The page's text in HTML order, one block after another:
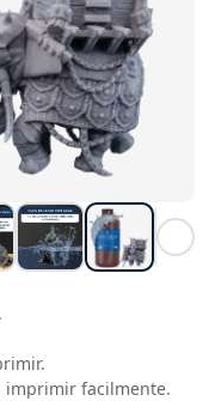
imprimir facilmente.